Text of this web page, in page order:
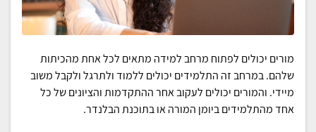
מורים יכולים לפתוח מרחב למידה מתאים לכל אחת מהכיתות
שלהם. במרחב זה התלמידים יכולים ללמוד ולתרגל ולקבל משוב
מיידי. והמורים יכולים לעקוב אחר ההתקדמות והציונים של כל
אחד מהתלמידים ביומן המורה או בתוכנת הבלנדר.